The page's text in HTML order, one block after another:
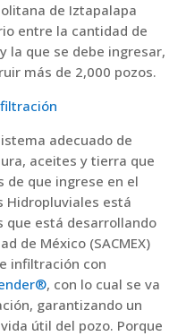
de Iztapalapa
entre la cantidad de
la que se debe ingresar,
más de 2,000 pozos.
adecuado de
aceites y tierra que
de que ingrese en el
Hidropluviales está
que está desarrollando
de México (SACMEX)
infiltración con
, con lo cual se va
garantizando un
útil del pozo. Porque